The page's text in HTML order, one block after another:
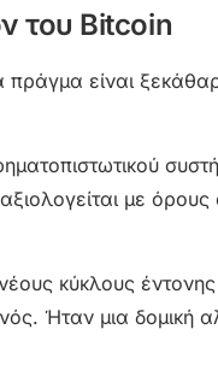
του Bitcoin
είναι
με
κύκλους
Ήταν μια δομική